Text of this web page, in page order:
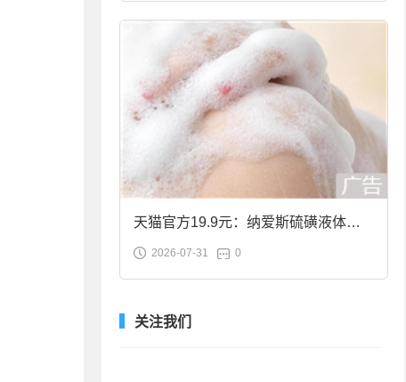
天猫官方19.9元：纳爱斯硫磺液体香
皂2斤大促
2026-07-31 0
关注我们